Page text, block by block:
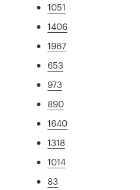
1051
1406
1967
653
973
890
1640
1318
1014
83